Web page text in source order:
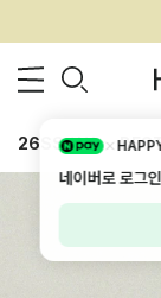
26SS 신상
네이버로 로그인